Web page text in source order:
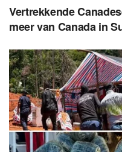
Vertrekkende
meer van Canada in